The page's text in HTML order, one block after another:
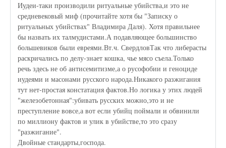
Иудеи-таки производили ритуальные убийства,и это не
средневековый миф (прочитайте хотя бы "Записку о
ритуальных убийствах" Владимира Даля). Хотя правильнее
бы назвать их талмудистами.А подавляющее большинство
большевиков были евреями.Вт.ч. СвердловТак что либерасты
раскричались по делу-знает кошка, чье мясо съела.Только
речь здесь не об антисемитизме,а о русофобии и геноциде
иудеями и масонами русского народа.Никакого разжигания
тут нет-простая констатация фактов.Но логика у этих людей
"железобетонная":убивать русских можно,это и не
преступление вовсе,а вот если убийц поймали и обвинили
по миллиону фактов и улик в убийстве,то это сразу
"разжигание".
Двойные стандарты,господа.